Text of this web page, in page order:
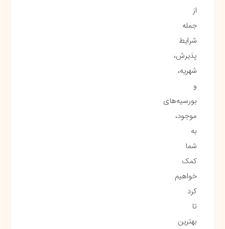
از
جمله
شرایط
پذیرش،
شهریه،
و
بورسیه‌های
موجود،
به
شما
کمک
خواهیم
کرد
تا
بهترین